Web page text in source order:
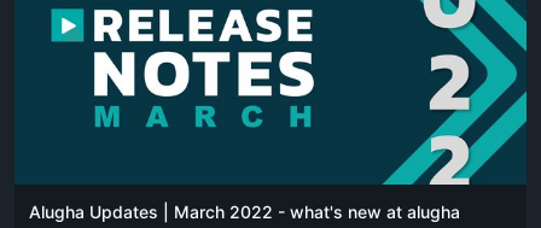
Alugha Updates | March 2022 - what's new at alugha